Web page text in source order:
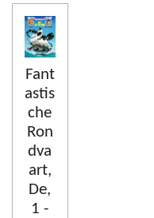
Fant
astis
che
Ron
dva
art,
De,
1 -